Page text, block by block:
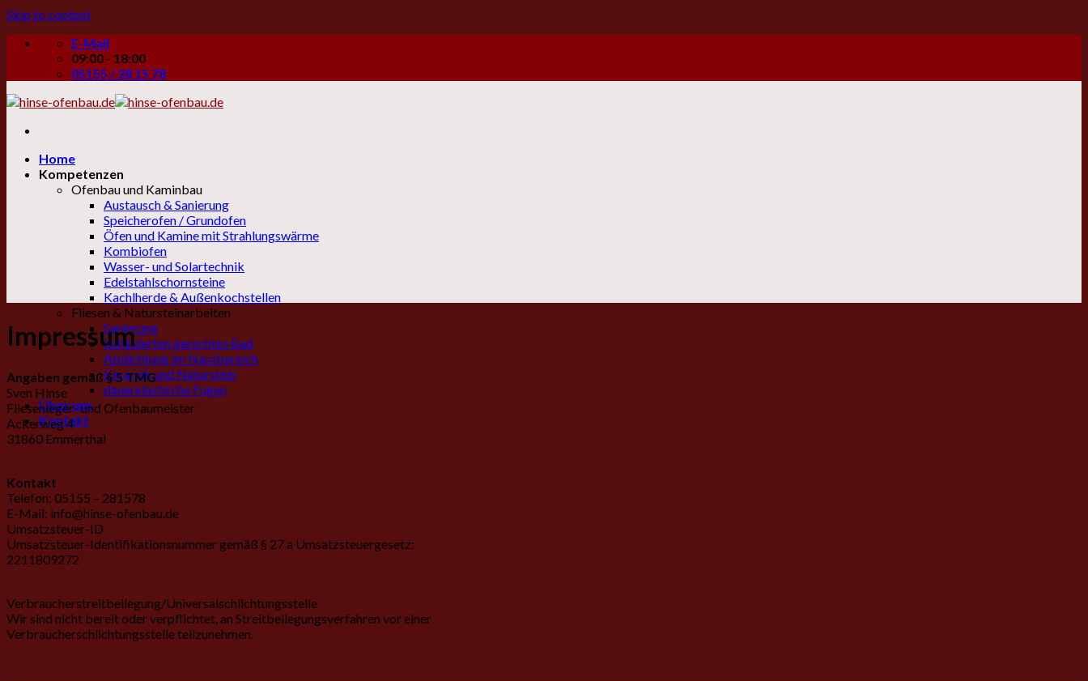
Skip to content
E-Mail
09:00 - 18:00
05155 / 28 15 78
Home
Kompetenzen
Ofenbau und Kaminbau
Austausch & Sanierung
Speicherofen / Grundofen
Öfen und Kamine mit Strahlungswärme
Kombiofen
Wasser- und Solartechnik
Edelstahlschornsteine
Kachlherde & Außenkochstellen
Fliesen & Natursteinarbeiten
Sanierung
behinderten gerechtes Bad
Abdichtung im Nassbereich
Keramik und Naturstein
dauerelastische Fugen
Über uns
Kontakt
Impressum
Angaben gemäß § 5 TMG
Sven Hinse
Fliesenleger- und Ofenbaumeister
Ackerweg 4
31860 Emmerthal
Kontakt
Telefon: 05155 – 281578
E-Mail: info@hinse-ofenbau.de
Umsatzsteuer-ID
Umsatzsteuer-Identifikationsnummer gemäß § 27 a Umsatzsteuergesetz:
2211809272
Verbraucherstreitbeilegung/Universalschlichtungsstelle
Wir sind nicht bereit oder verpflichtet, an Streitbeilegungsverfahren vor einer
Verbraucherschlichtungsstelle teilzunehmen.